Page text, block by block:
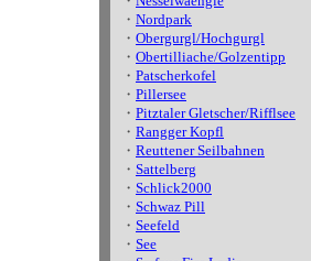
・ Nordpark
・ Obergurgl/Hochgurgl
・ Obertilliache/Golzentipp
・ Patscherkofel
・ Pillersee
・ Pitztaler Gletscher/Rifflsee
・ Rangger Kopfl
・ Reuttener Seilbahnen
・ Sattelberg
・ Schlick2000
・ Schwaz Pill
・ Seefeld
・ See